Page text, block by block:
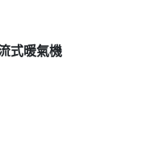
式暖氣機